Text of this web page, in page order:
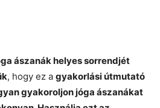
ászanák helyes sorrendjét
, hogy ez a gyakorlási útmutató
gyakoroljon jóga ászanákat